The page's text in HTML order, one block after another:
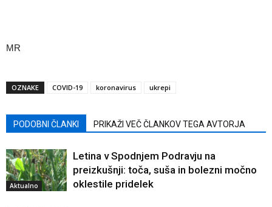
MR
OZNAKE COVID-19 koronavirus ukrepi
PODOBNI ČLANKI PRIKAŽI VEČ ČLANKOV TEGA AVTORJA
Aktualno
Letina v Spodnjem Podravju na
preizkušnji: toča, suša in bolezni močno
oklestile pridelek